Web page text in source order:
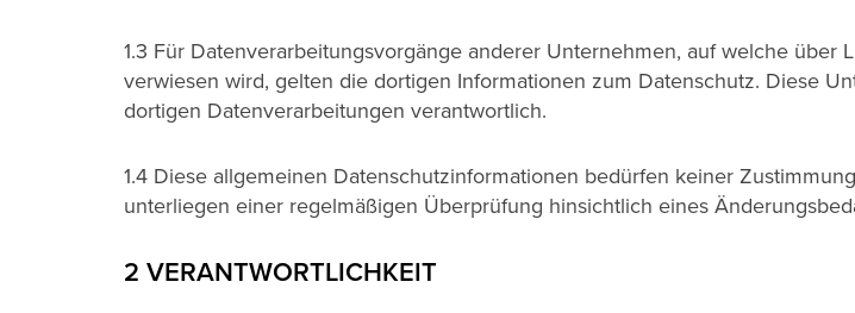
1.3 Für Datenverarbeitungsvorgänge anderer Unternehmen, auf welche über
verwiesen wird, gelten die dortigen Informationen zum Datenschutz. Diese
dortigen Datenverarbeitungen verantwortlich.
1.4 Diese allgemeinen Datenschutzinformationen bedürfen keiner
unterliegen einer regelmäßigen Überprüfung hinsichtlich eines
2 VERANTWORTLICHKEIT